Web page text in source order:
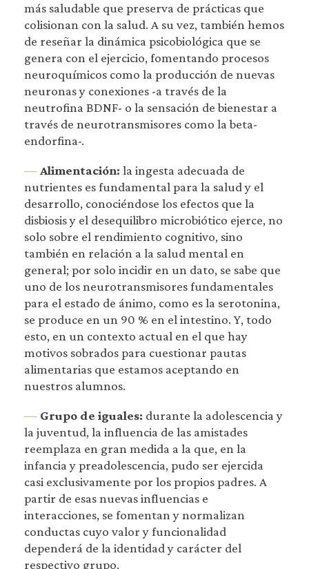
más saludable que preserva de prácticas que
colisionan con la salud. A su vez, también hemos
de reseñar la dinámica psicobiológica que se
genera con el ejercicio, fomentando procesos
neuroquímicos como la producción de nuevas
neuronas y conexiones -a través de la
neutrofina BDNF- o la sensación de bienestar a
través de neurotransmisores como la beta-
endorfina-.
—Alimentación: la ingesta adecuada de
nutrientes es fundamental para la salud y el
desarrollo, conociéndose los efectos que la
disbiosis y el desequilibro microbiótico ejerce, no
solo sobre el rendimiento cognitivo, sino
también en relación a la salud mental en
general; por solo incidir en un dato, se sabe que
uno de los neurotransmisores fundamentales
para el estado de ánimo, como es la serotonina,
se produce en un 90 % en el intestino. Y, todo
esto, en un contexto actual en el que hay
motivos sobrados para cuestionar pautas
alimentarias que estamos aceptando en
nuestros alumnos.
— Grupo de iguales: durante la adolescencia y
la juventud, la influencia de las amistades
reemplaza en gran medida a la que, en la
infancia y preadolescencia, pudo ser ejercida
casi exclusivamente por los propios padres. A
partir de esas nuevas influencias e
interacciones, se fomentan y normalizan
conductas cuyo valor y funcionalidad
dependerá de la identidad y carácter del
respectivo grupo.